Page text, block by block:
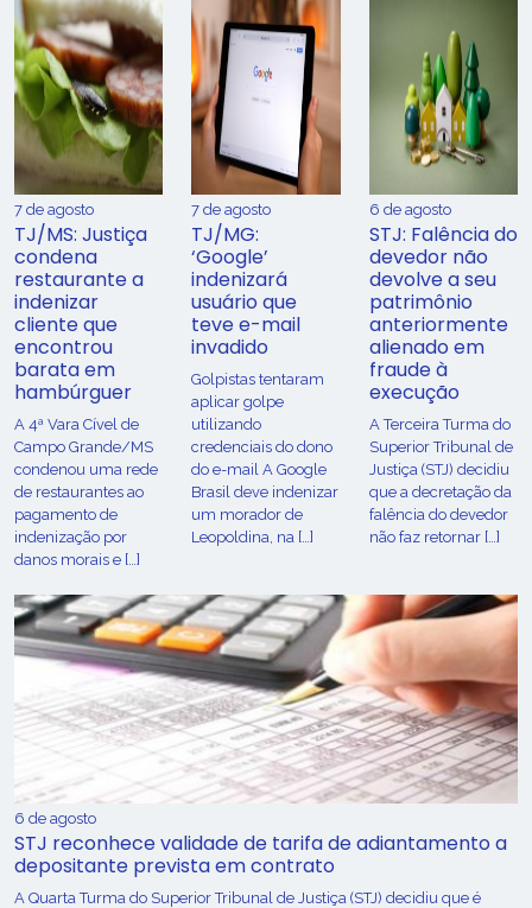
7 de agosto
TJ/MS: Justiça
condena
restaurante a
indenizar
cliente que
encontrou
barata em
hambúrguer
A 4ª Vara Cível de
Campo Grande/MS
condenou uma rede
de restaurantes ao
pagamento de
indenização por
danos morais e […]
7 de agosto
TJ/MG:
‘Google’
indenizará
usuário que
teve e-mail
invadido
Golpistas tentaram
aplicar golpe
utilizando
credenciais do dono
do e-mail A Google
Brasil deve indenizar
um morador de
Leopoldina, na […]
6 de agosto
STJ: Falência do
devedor não
devolve a seu
patrimônio
anteriormente
alienado em
fraude à
execução
A Terceira Turma do
Superior Tribunal de
Justiça (STJ) decidiu
que a decretação da
falência do devedor
não faz retornar […]
6 de agosto
STJ reconhece validade de tarifa de adiantamento a
depositante prevista em contrato
A Quarta Turma do Superior Tribunal de Justiça (STJ) decidiu que é